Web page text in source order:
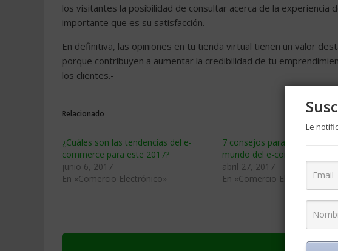
los visitantes la posibilidad de consultar acerca de la experiencia
importante que es su satisfacción.
En definitiva, las opiniones en tu tienda virtual tienen un valor
porque contribuyen a aumentar la credibilidad de tu
los clientes.-
Relacionado
¿Cuáles son las tendencias del e-
commerce para este 2017?
junio 6, 2017
En «Comercio Electrónico»
7 consejos para tener éxito
mundo del e-commerce
abril 27, 2017
En «Comercio Electrónico»
Le